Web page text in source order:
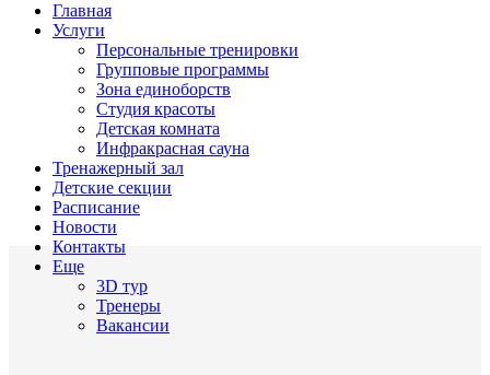
Главная
Услуги
Персональные тренировки
Групповые программы
Зона единоборств
Студия красоты
Детская комната
Инфракрасная сауна
Тренажерный зал
Детские секции
Расписание
Новости
Контакты
Еще
3D тур
Тренеры
Вакансии